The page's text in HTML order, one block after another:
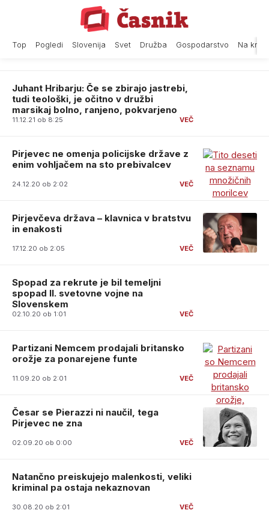
Top Pogledi Slovenija Svet Družba Gospodarstvo Na
Juhant Hribarju: Če se zbirajo jastrebi,
tudi teološki, je očitno v družbi
marsikaj bolno, ranjeno, pokvarjeno
11.12.21 ob 8:25
Pirjevec ne omenja policijske države z
enim vohljačem na sto prebivalcev
24.12.20 ob 2:02
Pirjevčeva država – klavnica v bratstvu
in enakosti
17.12.20 ob 2:05
Spopad za rekrute je bil temeljni
spopad II. svetovne vojne na
Slovenskem
02.10.20 ob 1:01
Partizani Nemcem prodajali britansko
orožje za ponarejene funte
11.09.20 ob 2:01
Česar se Pierazzi ni naučil, tega
Pirjevec ne zna
02.09.20 ob 0:00
Natančno preiskujejo malenkosti, veliki
kriminal pa ostaja nekaznovan
30.08.20 ob 2:01